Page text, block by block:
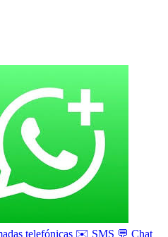
telefónicas ✉️ SMS 💬 Chat